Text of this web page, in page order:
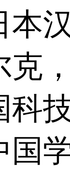
本
克
科
国